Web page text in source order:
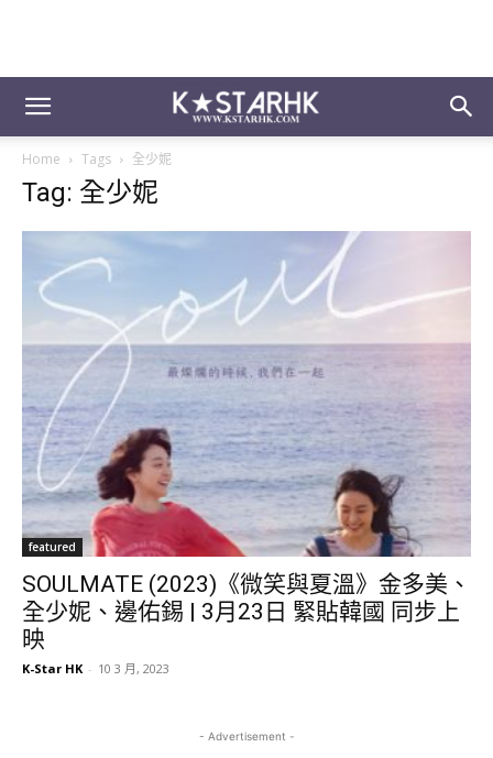
Home Tags 全少妮
Tag: 全少妮
featured
SOULMATE (2023)《微笑與夏溫》金多美、
全少妮、邊佑錫 | 3月23日 緊貼韓國 同步上
映
K-Star HK - 10 3 月, 2023
- Advertisement -